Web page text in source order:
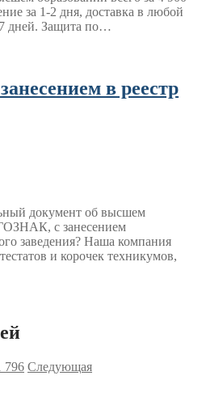
за 1-2 дня, доставка в любой
дней. Защита по…
в реестр
документ об высшем
с занесением
заведения? Наша компания
и корочек техникумов,
796 Следующая